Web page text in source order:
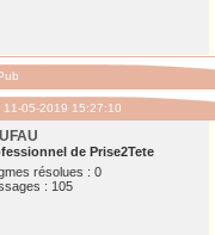
11-05-2019 15:27:10
de Prise2Tete
résolues : 0
: 105